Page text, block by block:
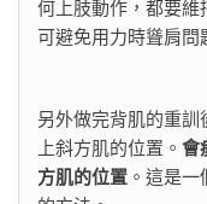
何上肢動作，都要維
可避免用力時聳肩問
另外做完背肌的重訓
上斜方肌的位置。 會
方肌的位置 。這是